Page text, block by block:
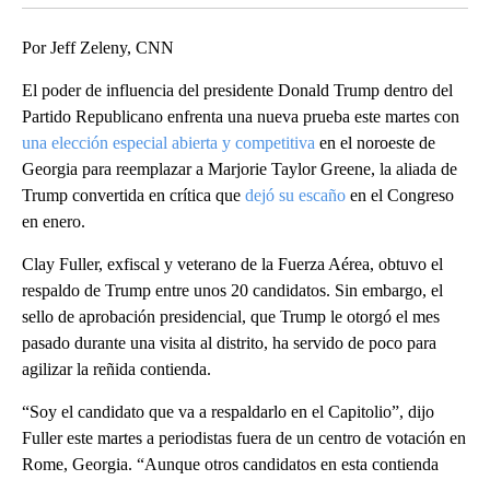
Por Jeff Zeleny, CNN
El poder de influencia del presidente Donald Trump dentro del
Partido Republicano enfrenta una nueva prueba este martes con
una elección especial abierta y competitiva en el noroeste de
Georgia para reemplazar a Marjorie Taylor Greene, la aliada de
Trump convertida en crítica que dejó su escaño en el Congreso
en enero.
Clay Fuller, exfiscal y veterano de la Fuerza Aérea, obtuvo el
respaldo de Trump entre unos 20 candidatos. Sin embargo, el
sello de aprobación presidencial, que Trump le otorgó el mes
pasado durante una visita al distrito, ha servido de poco para
agilizar la reñida contienda.
“Soy el candidato que va a respaldarlo en el Capitolio”, dijo
Fuller este martes a periodistas fuera de un centro de votación en
Rome, Georgia. “Aunque otros candidatos en esta contienda